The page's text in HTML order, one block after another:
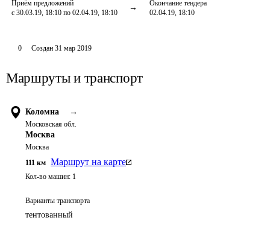
Приём предложений
с 30.03.19, 18:10 по 02.04.19, 18:10
Окончание тендера
02.04.19, 18:10
0 Создан 31 мар 2019
Маршруты и транспорт
Коломна →
Московская обл.
Москва
Москва
111 км Маршрут на карте
Кол-во машин: 1
Варианты транспорта
тентованный